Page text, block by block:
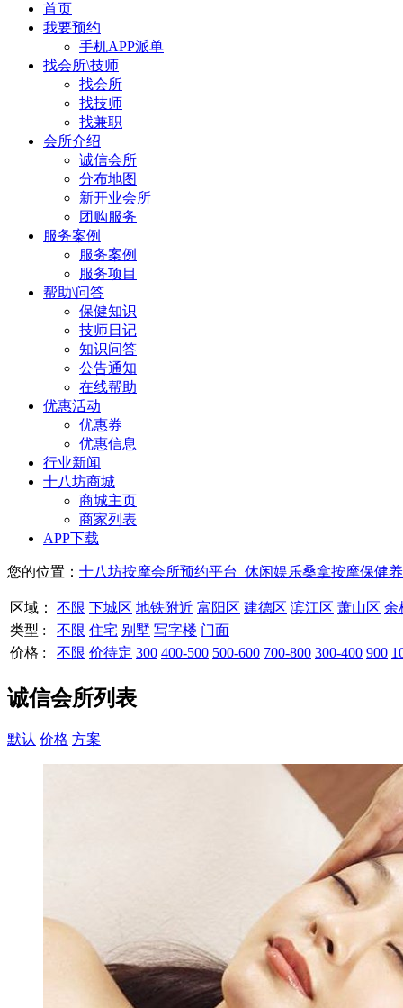
首页
我要预约
手机APP派单
找会所\技师
找会所
找技师
找兼职
会所介绍
诚信会所
分布地图
新开业会所
团购服务
服务案例
服务案例
服务项目
帮助\问答
保健知识
技师日记
知识问答
公告通知
在线帮助
优惠活动
优惠券
优惠信息
行业新闻
十八坊商城
商城主页
商家列表
APP下载
您的位置： 十八坊按摩会所预约平台_休闲娱乐桑拿按摩保健
区域： 不限 下城区 地铁附近 富阳区 建德区 滨江区 萧山区 余
类型 :
不限 住宅 别墅 写字楼 门面
价格 :
不限 价待定 300 400-500 500-600 700-800 300-400 900
诚信会所列表
默认 价格 方案